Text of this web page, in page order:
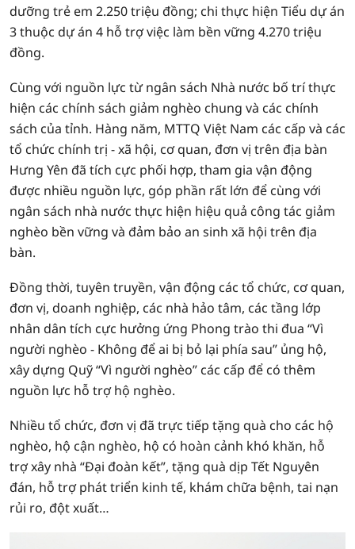
dưỡng trẻ em 2.250 triệu đồng; chi thực hiện Tiểu dự án
3 thuộc dự án 4 hỗ trợ việc làm bền vững 4.270 triệu
đồng.
Cùng với nguồn lực từ ngân sách Nhà nước bố trí thực
hiện các chính sách giảm nghèo chung và các chính
sách của tỉnh. Hàng năm, MTTQ Việt Nam các cấp và các
tổ chức chính trị - xã hội, cơ quan, đơn vị trên địa bàn
Hưng Yên đã tích cực phối hợp, tham gia vận động
được nhiều nguồn lực, góp phần rất lớn để cùng với
ngân sách nhà nước thực hiện hiệu quả công tác giảm
nghèo bền vững và đảm bảo an sinh xã hội trên địa
bàn.
Đồng thời, tuyên truyền, vận động các tổ chức, cơ quan,
đơn vị, doanh nghiệp, các nhà hảo tâm, các tầng lớp
nhân dân tích cực hưởng ứng Phong trào thi đua “Vì
người nghèo - Không để ai bị bỏ lại phía sau” ủng hộ,
xây dựng Quỹ “Vì người nghèo” các cấp để có thêm
nguồn lực hỗ trợ hộ nghèo.
Nhiều tổ chức, đơn vị đã trực tiếp tặng quà cho các hộ
nghèo, hộ cận nghèo, hộ có hoàn cảnh khó khăn, hỗ
trợ xây nhà “Đại đoàn kết”, tặng quà dịp Tết Nguyên
đán, hỗ trợ phát triển kinh tế, khám chữa bệnh, tai nạn
rủi ro, đột xuất…